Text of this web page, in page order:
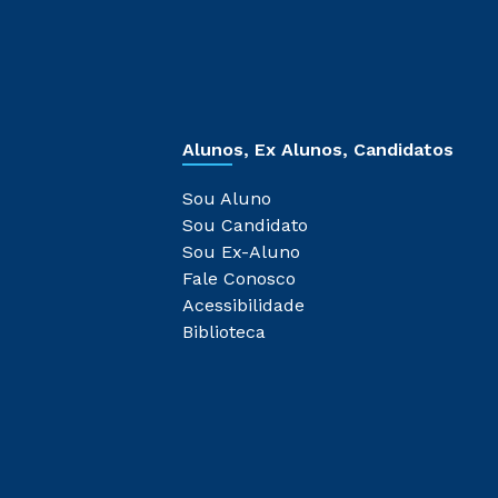
Alunos, Ex Alunos, Candidatos
Sou Aluno
Sou Candidato
Sou Ex-Aluno
Fale Conosco
Acessibilidade
Biblioteca